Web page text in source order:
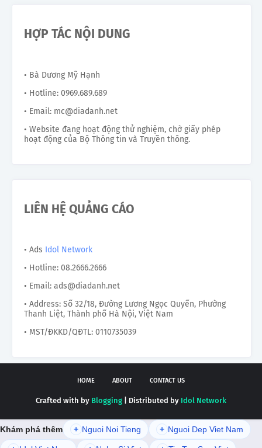
HỢP TÁC NỘI DUNG
• Bà Dương Mỹ Hạnh
• Hotline: 0969.689.689
• Email: mc@diadanh.net
• Website đang hoạt động thử nghiệm, chờ giấy phép
hoạt động của Bộ Thông tin và Truyền thông.
LIÊN HỆ QUẢNG CÁO
• Ads Idol Network
• Hotline: 08.2666.2666
• Email: ads@diadanh.net
• Address: Số 32/18, Đường Lương Ngọc Quyến, Phường
Thanh Liệt, Thành phố Hà Nội, Việt Nam
• MST/ĐKKD/QĐTL: 0110735039
HOME ABOUT CONTACT US
Crafted with by Blogging | Distributed by Idol Network
Khám phá thêm + Nguoi Noi Tieng + Nguoi Dep Viet Nam